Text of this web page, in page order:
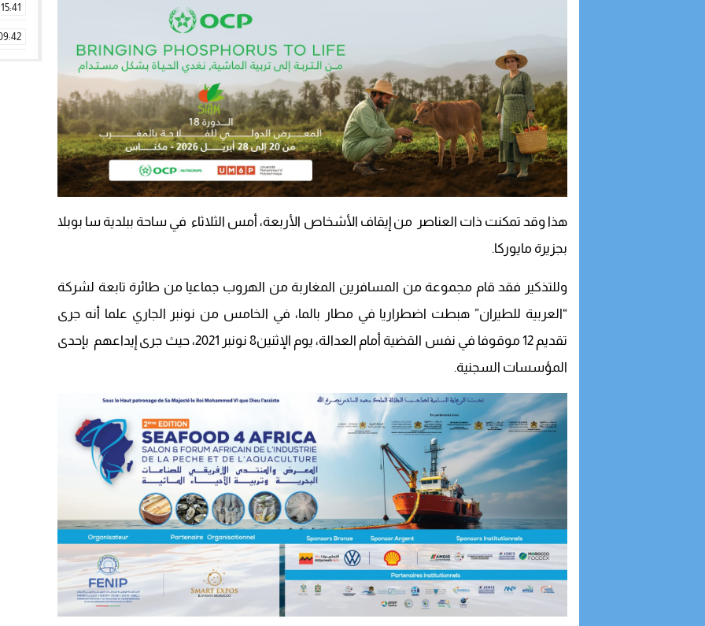
هذا وقد تمكنت ذات العناصر من إيقاف الأشخاص الأربعة، أمس الثلاثاء في ساحة ببلدية سا بوبلا
بجزيرة مايوركا.
وللتذكير فقد قام مجموعة من المسافرين المغاربة من الهروب جماعيا من طائرة تابعة لشركة
“العربية للطيران” هبطت اضطراريا في مطار بالما، في الخامس من نونبر الجاري علما أنه جرى
تقديم 12 موقوفا في نفس القضية أمام العدالة، يوم الإثنين8 نونبر 2021، حيث جرى إيداعهم بإحدى
المؤسسات السجنية.
15:41